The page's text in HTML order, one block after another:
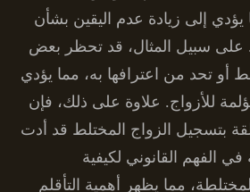
يؤدي إلى زيادة عدم اليقين بشأن
سبيل المثال، قد تحظر بعض
أو تحد من اعترافها به، مما يؤدي
للأزواج. علاوة على ذلك، فإن
بتسجيل الزواج المختلط قد أدت
الفهم القانوني لكيفية
مما يظهر أهمية التأقلم